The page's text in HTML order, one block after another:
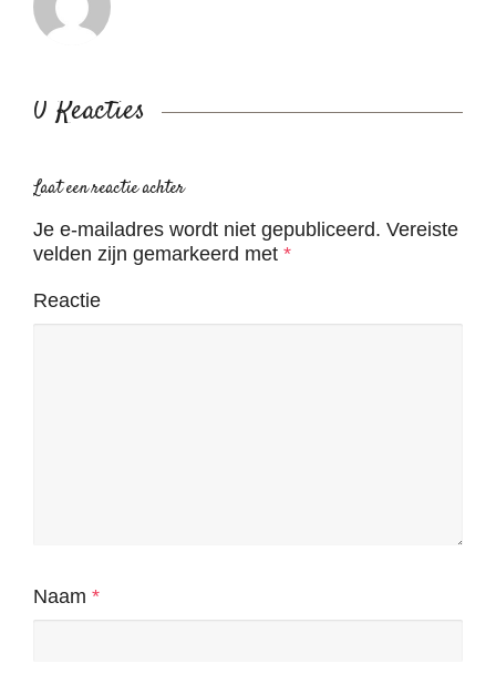
0 Reacties
Laat een reactie achter
Je e-mailadres wordt niet gepubliceerd. Vereiste
velden zijn gemarkeerd met *
Reactie
Naam *